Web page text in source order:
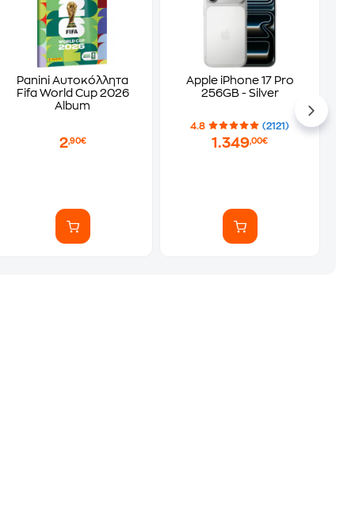
Panini Αυτοκόλλητα
Fifa World Cup 2026
Album
2,90€
Apple iPhone 17 Pro
256GB - Silver
4.8 (2121)
1.349,00€